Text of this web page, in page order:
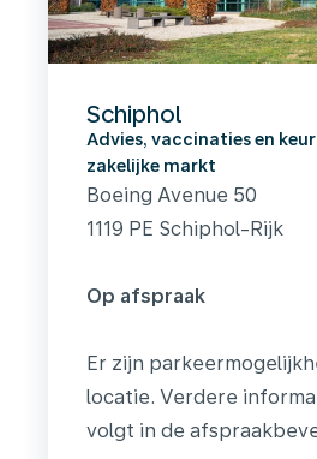
Schiphol
Advies, vaccinaties en
zakelijke markt
Boeing Avenue 50
1119 PE Schiphol-Rijk
Op afspraak
Er zijn
locatie. Verdere
volgt in de